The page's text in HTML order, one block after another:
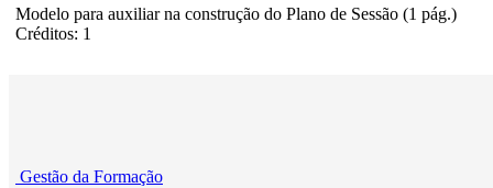
Modelo para auxiliar na construção do Plano de Sessão (1 pág.)
Créditos: 1
Gestão da Formação